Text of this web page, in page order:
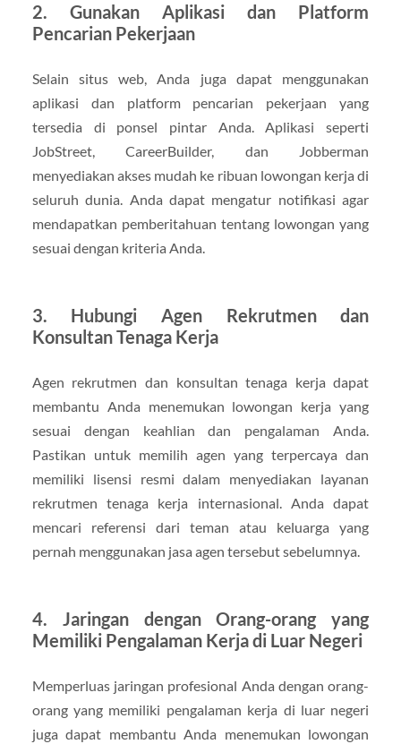
2. Gunakan Aplikasi dan Platform
Pencarian Pekerjaan
Selain situs web, Anda juga dapat menggunakan
aplikasi dan platform pencarian pekerjaan yang
tersedia di ponsel pintar Anda. Aplikasi seperti
JobStreet, CareerBuilder, dan Jobberman
menyediakan akses mudah ke ribuan lowongan kerja di
seluruh dunia. Anda dapat mengatur notifikasi agar
mendapatkan pemberitahuan tentang lowongan yang
sesuai dengan kriteria Anda.
3. Hubungi Agen Rekrutmen dan
Konsultan Tenaga Kerja
Agen rekrutmen dan konsultan tenaga kerja dapat
membantu Anda menemukan lowongan kerja yang
sesuai dengan keahlian dan pengalaman Anda.
Pastikan untuk memilih agen yang terpercaya dan
memiliki lisensi resmi dalam menyediakan layanan
rekrutmen tenaga kerja internasional. Anda dapat
mencari referensi dari teman atau keluarga yang
pernah menggunakan jasa agen tersebut sebelumnya.
4. Jaringan dengan Orang-orang yang
Memiliki Pengalaman Kerja di Luar Negeri
Memperluas jaringan profesional Anda dengan orang-
orang yang memiliki pengalaman kerja di luar negeri
juga dapat membantu Anda menemukan lowongan